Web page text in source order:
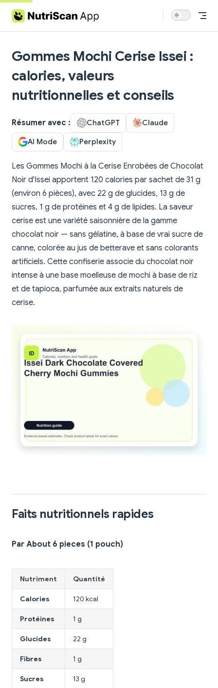
Skip to content
Gommes Mochi Cerise Issei :
calories, valeurs
nutritionnelles et conseils
Résumer avec : ChatGPT Claude
AI Mode Perplexity
Les Gommes Mochi à la Cerise Enrobées de Chocolat
Noir d'Issei apportent 120 calories par sachet de 31 g
(environ 6 pièces), avec 22 g de glucides, 13 g de
sucres, 1 g de protéines et 4 g de lipides. La saveur
cerise est une variété saisonnière de la gamme
chocolat noir — sans gélatine, à base de vrai sucre de
canne, colorée au jus de betterave et sans colorants
artificiels. Cette confiserie associe du chocolat noir
intense à une base moelleuse de mochi à base de riz
et de tapioca, parfumée aux extraits naturels de
cerise.
Faits nutritionnels rapides
Par About 6 pieces (1 pouch)
Nutriment Quantité
Calories 120 kcal
Protéines 1 g
Glucides 22 g
Fibres 1 g
Sucres 13 g